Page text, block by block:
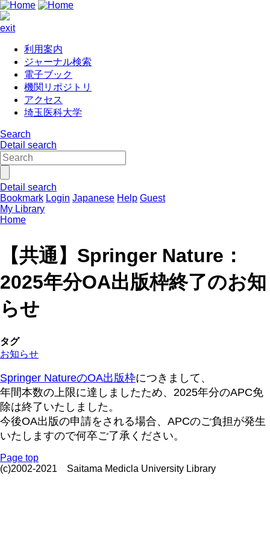
exit
利用案内
ジャーナル検索
電子ブック
機関リポジトリ
アクセス
埼玉医科大学
Search
Detail search
Detail search
Bookmark Login Japanese Help Guest
My Library
Home
【共通】Springer Nature：
2025年分OA出版枠終了のお知
らせ
タグ
お知らせ
Springer NatureのOA出版枠につきまして、
年間本数の上限に達しましたため、2025年分のAPC免
除は終了いたしました。
今後OA出版の申請をされる場合、APCのご負担が発生
いたしますので何卒ご了承ください。
Page top
(c)2002-2021 Saitama Medicla University Library